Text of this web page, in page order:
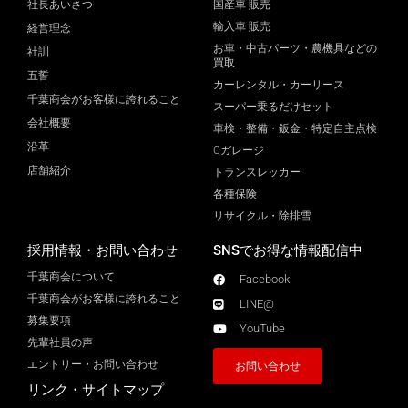
社長あいさつ
経営理念
社訓
五誓
千葉商会がお客様に誇れること
会社概要
沿革
店舗紹介
国産車 販売
輸入車 販売
お車・中古パーツ・農機具などの
買取
カーレンタル・カーリース
スーパー乗るだけセット
車検・整備・鈑金・特定自主点検
Cガレージ
トランスレッカー
各種保険
リサイクル・除排雪
採用情報・お問い合わせ
千葉商会について
千葉商会がお客様に誇れること​
募集要項
先輩社員の声
エントリー・お問い合わせ
リンク・サイトマップ
SNSでお得な情報配信中
Facebook
LINE@
YouTube
お問い合わせ